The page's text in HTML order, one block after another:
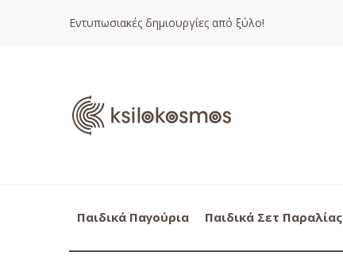
Εντυπωσιακές δημιουργίες από ξύλο!
Παιδικά Παγούρια Παιδικά Σετ Παραλίας